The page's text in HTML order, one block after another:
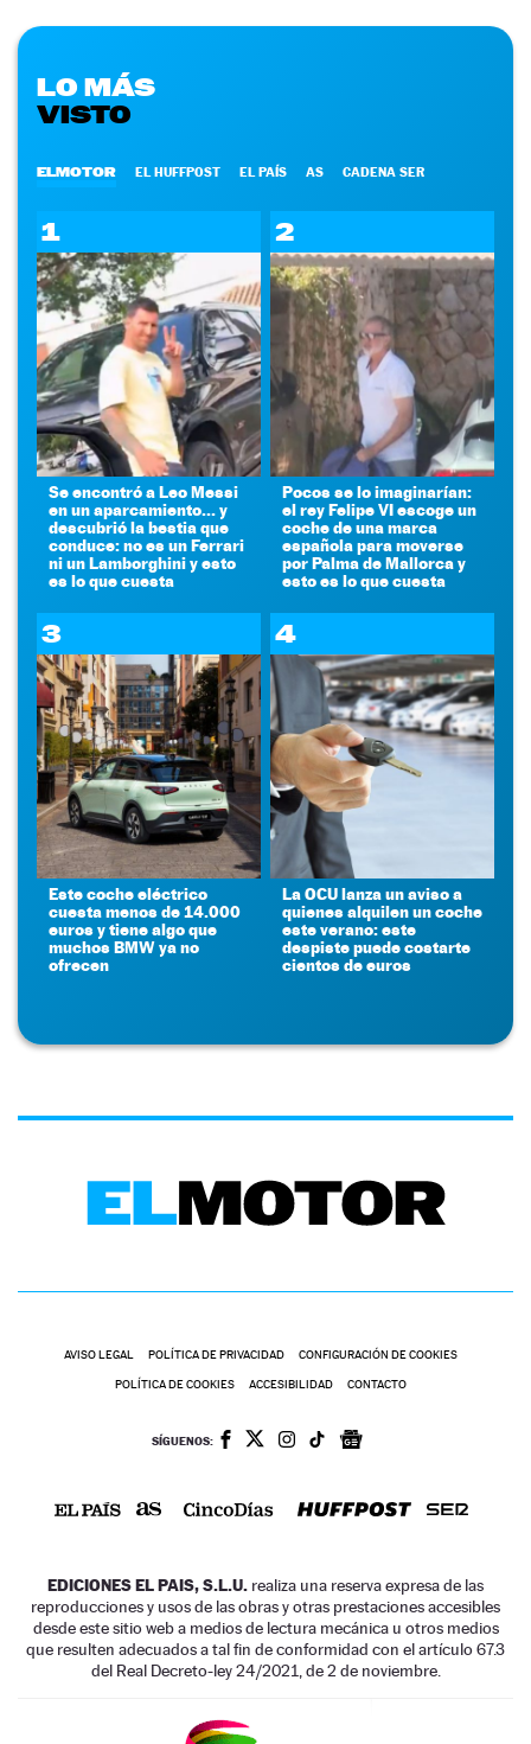
LO MÁS
VISTO
ELMOTOR EL HUFFPOST EL PAÍS AS CADENA SER
1
Se encontró a Leo Messi
en un aparcamiento... y
descubrió la bestia que
conduce: no es un Ferrari
ni un Lamborghini y esto
es lo que cuesta
2
Pocos se lo imaginarían:
el rey Felipe VI escoge un
coche de una marca
española para moverse
por Palma de Mallorca y
esto es lo que cuesta
3
Este coche eléctrico
cuesta menos de 14.000
euros y tiene algo que
muchos BMW ya no
ofrecen
4
La OCU lanza un aviso a
quienes alquilen un coche
este verano: este
despiste puede costarte
cientos de euros
AVISO LEGAL POLÍTICA DE PRIVACIDAD CONFIGURACIÓN DE COOKIES
POLÍTICA DE COOKIES ACCESIBILIDAD CONTACTO
SÍGUENOS:
EDICIONES EL PAIS, S.L.U. realiza una reserva expresa de las
reproducciones y usos de las obras y otras prestaciones accesibles
desde este sitio web a medios de lectura mecánica u otros medios
que resulten adecuados a tal fin de conformidad con el artículo 67.3
del Real Decreto-ley 24/2021, de 2 de noviembre.